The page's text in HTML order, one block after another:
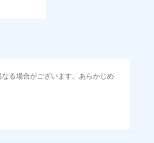
る場合がございます。あらかじめ